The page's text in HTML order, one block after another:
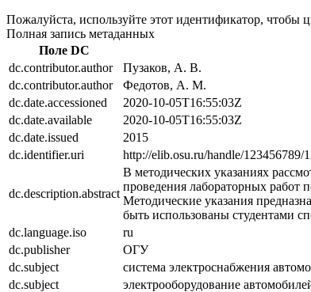
Пожалуйста, используйте этот идентификатор, чтобы
Полная запись метаданных
Поле DC
dc.contributor.author
Пузаков, А. В.
dc.contributor.author
Федотов, А. М.
dc.date.accessioned
2020-10-05T16:55:03Z
dc.date.available
2020-10-05T16:55:03Z
dc.date.issued
2015
dc.identifier.uri
http://elib.osu.ru/handle/123456789/
dc.description.abstract
В методических указаниях
проведения лабораторных работ
Методические указания
быть использованы студентами
dc.language.iso ru
dc.publisher
ОГУ
dc.subject
система электроснабжения
dc.subject
электрооборудование